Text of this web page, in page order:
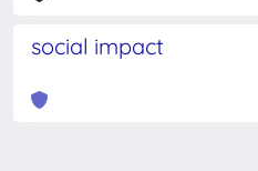
social impact